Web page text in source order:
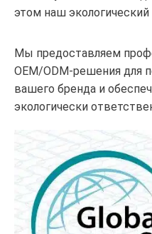
этом наш экологический
Мы предоставляем
OEM/ODM-решения для
вашего бренда и
экологически